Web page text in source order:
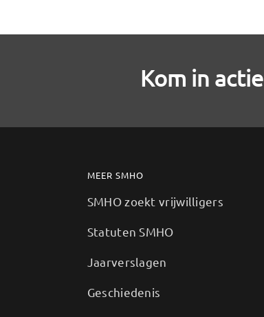
Kom in actie
MEER SMHO
SMHO zoekt vrijwilligers
Statuten SMHO
Jaarverslagen
Geschiedenis